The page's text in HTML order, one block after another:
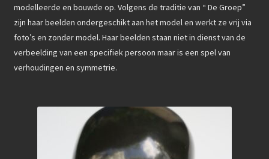
SOCIAL MEDIA
CONTACT
modelleerde en bouwde op. Volgens de traditie van “ De Groep”
zijn haar beelden ondergeschikt aan het model en werkt ze vrij via
foto’s en zonder model. Haar beelden staan niet in dienst van de
verbeelding van een specifiek persoon maar is een spel van
verhoudingen en symmetrie.